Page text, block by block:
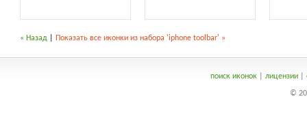
« Назад Показать все иконки из набора 'iphone toolbar' »
поиск иконок| лицензии|
©